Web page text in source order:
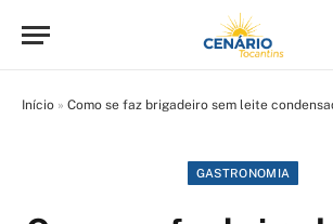
Início » Como se faz brigadeiro sem leite condensado
GASTRONOMIA